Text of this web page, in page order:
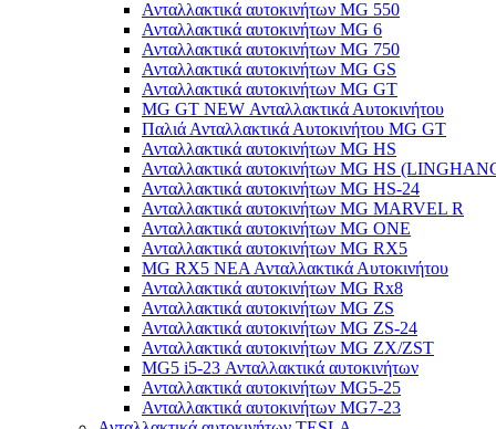
Ανταλλακτικά αυτοκινήτων MG 550
Ανταλλακτικά αυτοκινήτων MG 6
Ανταλλακτικά αυτοκινήτων MG 750
Ανταλλακτικά αυτοκινήτων MG GS
Ανταλλακτικά αυτοκινήτων MG GT
MG GT NEW Ανταλλακτικά Αυτοκινήτου
Παλιά Ανταλλακτικά Αυτοκινήτου MG GT
Ανταλλακτικά αυτοκινήτων MG HS
Ανταλλακτικά αυτοκινήτων MG HS
Ανταλλακτικά αυτοκινήτων MG HS-24
Ανταλλακτικά αυτοκινήτων MG MARVEL R
Ανταλλακτικά αυτοκινήτων MG ONE
Ανταλλακτικά αυτοκινήτων MG RX5
MG RX5 ΝΕΑ Ανταλλακτικά Αυτοκινήτου
Ανταλλακτικά αυτοκινήτων MG Rx8
Ανταλλακτικά αυτοκινήτων MG ZS
Ανταλλακτικά αυτοκινήτων MG ZS-24
Ανταλλακτικά αυτοκινήτων MG ZX/ZST
MG5 i5-23 Ανταλλακτικά αυτοκινήτων
Ανταλλακτικά αυτοκινήτων MG5-25
Ανταλλακτικά αυτοκινήτων MG7-23